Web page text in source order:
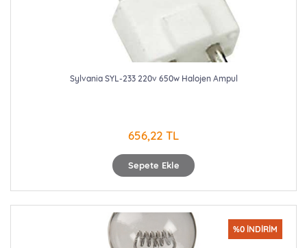
Sepete Ekle
Sylvania SYL-233 220v 650w Halojen Ampul
656,22 TL
%0 İNDİRİM